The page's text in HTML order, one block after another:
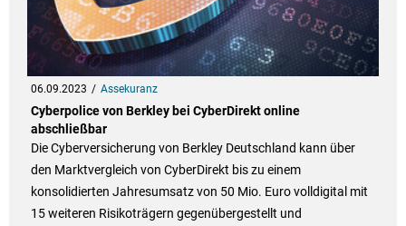
06.09.2023 Assekuranz
Cyberpolice von Berkley bei CyberDirekt online
abschließbar
Die Cyberversicherung von Berkley Deutschland kann über
den Marktvergleich von CyberDirekt bis zu einem
konsolidierten Jahresumsatz von 50 Mio. Euro volldigital mit
15 weiteren Risikoträgern gegenübergestellt und